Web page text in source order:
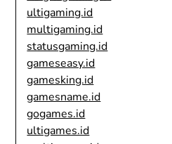
ultigaming.id
multigaming.id
statusgaming.id
gameseasy.id
gamesking.id
gamesname.id
gogames.id
ultigames.id